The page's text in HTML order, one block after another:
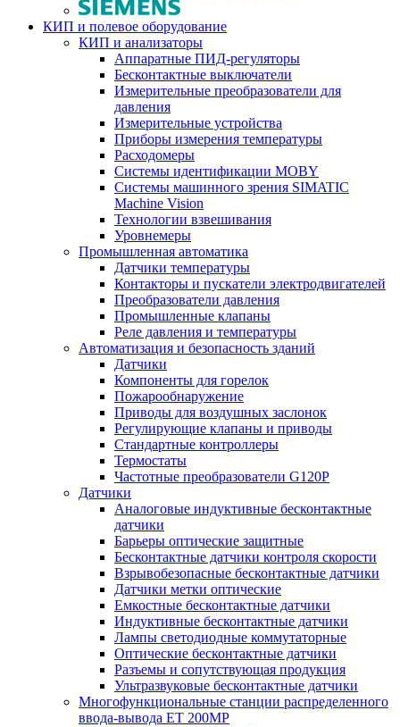
КИП и полевое оборудование
КИП и анализаторы
Аппаратные ПИД-регуляторы
Бесконтактные выключатели
Измерительные преобразователи для
давления
Измерительные устройства
Приборы измерения температуры
Расходомеры
Системы идентификации MOBY
Системы машинного зрения SIMATIC
Machine Vision
Технологии взвешивания
Уровнемеры
Промышленная автоматика
Датчики температуры
Контакторы и пускатели электродвигателей
Преобразователи давления
Промышленные клапаны
Реле давления и температуры
Автоматизация и безопасность зданий
Датчики
Компоненты для горелок
Пожарообнаружение
Приводы для воздушных заслонок
Регулирующие клапаны и приводы
Стандартные контроллеры
Термостаты
Частотные преобразователи G120P
Датчики
Аналоговые индуктивные бесконтактные
датчики
Барьеры оптические защитные
Бесконтактные датчики контроля скорости
Взрывобезопасные бесконтактные датчики
Датчики метки оптические
Емкостные бесконтактные датчики
Индуктивные бесконтактные датчики
Лампы светодиодные коммутаторные
Оптические бесконтактные датчики
Разъемы и сопутствующая продукция
Ультразвуковые бесконтактные датчики
Многофункциональные станции распределенного
ввода-вывода ET 200MP